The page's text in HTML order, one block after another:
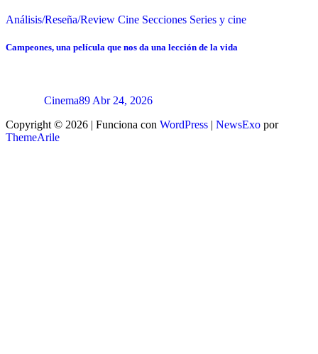
Análisis/Reseña/Review Cine Secciones Series y cine
Campeones, una película que nos da una lección de la vida
Cinema89 Abr 24, 2026
Copyright © 2026 | Funciona con WordPress | NewsExo por
ThemeArile